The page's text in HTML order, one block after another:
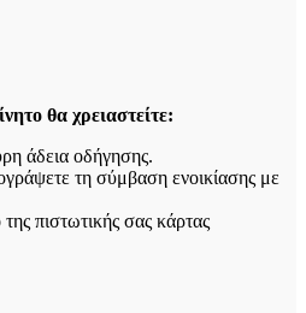
θα χρειαστείτε:
άδεια οδήγησης.
τη σύμβαση ενοικίασης με
πιστωτικής σας κάρτας